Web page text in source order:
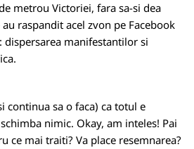
metrou Victoriei, fara sa-si dea
raspandit acel zvon pe Facebook
manifestantilor si
continua sa o faca) ca totul e
nimic. Okay, am inteles! Pai
ce mai traiti? Va place resemnarea?